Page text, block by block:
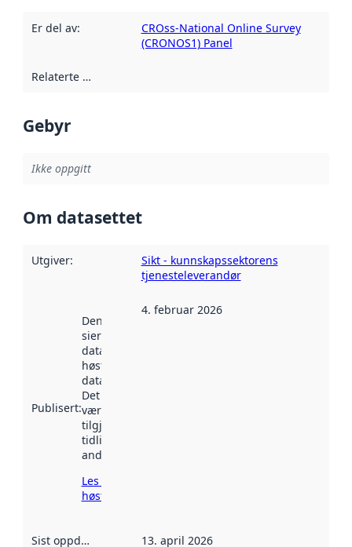
Er del av:
CROss-National Online Survey
(CRONOS1) Panel
Relaterte ressurser
Gebyr
Ikke oppgitt
Om datasettet
Utgiver:
Sikt - kunnskapssektorens
tjenesteleverandør
Publisert:
Denne datoen
sier når
datasettet ble
høstet av
data.norge.no.
Det kan ha
vært
tilgjengelig
tidligere
andre steder.
Les mer om
høsting her
4. februar 2026
Sist oppdatert 13. april 2026